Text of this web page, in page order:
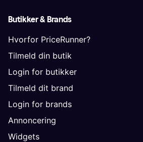
Butikker & Brands
Hvorfor PriceRunner?
Tilmeld din butik
Login for butikker
Tilmeld dit brand
Login for brands
Annoncering
Widgets